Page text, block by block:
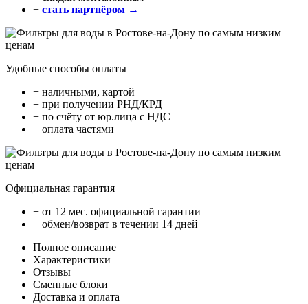
− стать партнёром →
Удобные способы оплаты
− наличными, картой
− при получении РНД/КРД
− по счёту от юр.лица с НДС
− оплата частями
Официальная гарантия
− от 12 мес. официальной гарантии
− обмен/возврат в течении 14 дней
Полное описание
Характеристики
Отзывы
Сменные блоки
Доставка и оплата